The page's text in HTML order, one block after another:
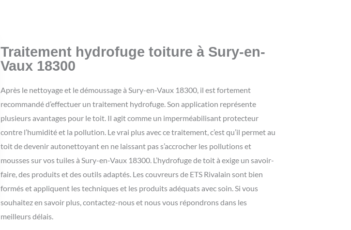
Traitement hydrofuge toiture à Sury-en-
Vaux 18300
Après le nettoyage et le démoussage à Sury-en-Vaux 18300, il est fortement
recommandé d’effectuer un traitement hydrofuge. Son application représente
plusieurs avantages pour le toit. Il agit comme un imperméabilisant protecteur
contre l’humidité et la pollution. Le vrai plus avec ce traitement, c’est qu’il permet au
toit de devenir autonettoyant en ne laissant pas s’accrocher les pollutions et
mousses sur vos tuiles à Sury-en-Vaux 18300. L’hydrofuge de toit à exige un savoir-
faire, des produits et des outils adaptés. Les couvreurs de ETS Rivalain sont bien
formés et appliquent les techniques et les produits adéquats avec soin. Si vous
souhaitez en savoir plus, contactez-nous et nous vous répondrons dans les
meilleurs délais.